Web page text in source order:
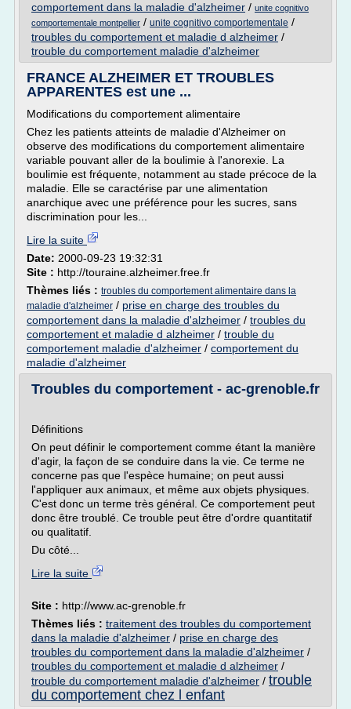
comportement dans la maladie d'alzheimer / unite cognitivo
comportementale montpellier / unite cognitivo comportementale /
troubles du comportement et maladie d alzheimer /
trouble du comportement maladie d'alzheimer
FRANCE ALZHEIMER ET TROUBLES
APPARENTES est une ...
Modifications du comportement alimentaire
Chez les patients atteints de maladie d'Alzheimer on
observe des modifications du comportement alimentaire
variable pouvant aller de la boulimie à l'anorexie. La
boulimie est fréquente, notamment au stade précoce de la
maladie. Elle se caractérise par une alimentation
anarchique avec une préférence pour les sucres, sans
discrimination pour les...
Lire la suite
Date: 2000-09-23 19:32:31
Site : http://touraine.alzheimer.free.fr
Thèmes liés : troubles du comportement alimentaire dans la
maladie d'alzheimer / prise en charge des troubles du
comportement dans la maladie d'alzheimer / troubles du
comportement et maladie d alzheimer / trouble du
comportement maladie d'alzheimer / comportement du
maladie d'alzheimer
Troubles du comportement - ac-grenoble.fr
Définitions
On peut définir le comportement comme étant la manière
d'agir, la façon de se conduire dans la vie. Ce terme ne
concerne pas que l'espèce humaine; on peut aussi
l'appliquer aux animaux, et même aux objets physiques.
C'est donc un terme très général. Ce comportement peut
donc être troublé. Ce trouble peut être d'ordre quantitatif
ou qualitatif.
Du côté...
Lire la suite
Site : http://www.ac-grenoble.fr
Thèmes liés : traitement des troubles du comportement
dans la maladie d'alzheimer / prise en charge des
troubles du comportement dans la maladie d'alzheimer /
troubles du comportement et maladie d alzheimer /
trouble du comportement maladie d'alzheimer / trouble
du comportement chez l enfant